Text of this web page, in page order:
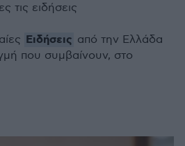
τις ειδήσεις
Ειδήσεις από την Ελλάδα
που συμβαίνουν, στο